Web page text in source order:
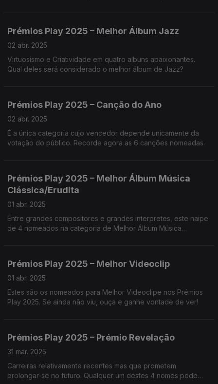
Prémios Play 2025 – Melhor Álbum Jazz
02 abr. 2025
Virtuosismo e Criatividade em quatro albuns apaixonantes.
Qual deles será considerado o melhor álbum de Jazz?
Prémios Play 2025 – Canção do Ano
02 abr. 2025
É a única categoria cujo vencedor depende unicamente da
votação do público. Recorde agora as 6 canções nomeadas.
Prémios Play 2025 – Melhor Álbum Música
Clássica/Erudita
01 abr. 2025
Entre grandes compositores e grandes interpretes, este naipe
de 4 nomeados na categoria de Melhor Álbum Música
Prémios Play 2025 – Melhor Videoclip
01 abr. 2025
Estes são os nomeados para Melhor Videoclipe nos Prémios
Play 2025. Se ainda não viu, ouça e ganhe vontade de ver!
Prémios Play 2025 – Prémio Revelação
31 mar. 2025
Carreiras relativamente recentes mas que prometem
prolongar-se no futuro. Qualquer um destes 4 nomes pode